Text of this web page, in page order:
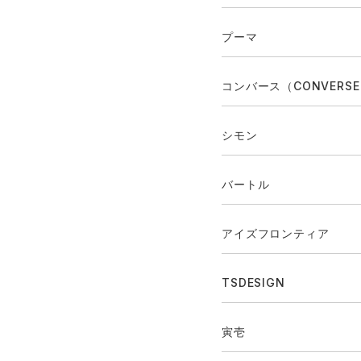
プーマ
コンバース（
シモン
バートル
アイズフロンティア
TSDESIGN
寅壱